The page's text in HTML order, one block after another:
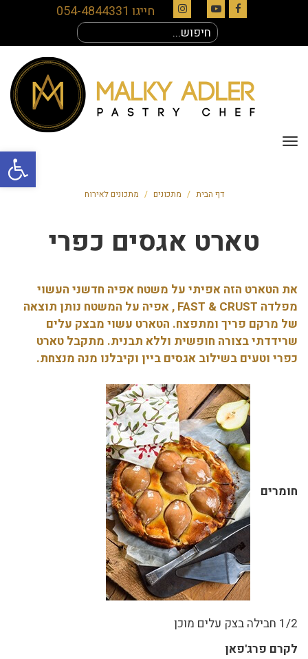
פתח
Facebook
YouTube
Instagram
חייגו 054-4844331
עבור:
תפריט
דף הבית / מתכונים / מתכונים לאירוח
טארט אגסים כפרי
את הטארט הזה אפיתי על משטח אפיה חדשני העשוי
מפלדה FAST & CRUST , אפיה על המשטח נותן תוצאה
של מרקם פריך ומתפצח. הטארט עשוי מבצק עלים
שרידדתי בצורה חופשית וללא תבנית. מתקבל טארט
כפרי וטעים בשילוב אגסים ביין וקיבלנו מנה מנצחת.
חומרים
1/2 חבילה בצק עלים מוכן
לקרם פרג'פאן